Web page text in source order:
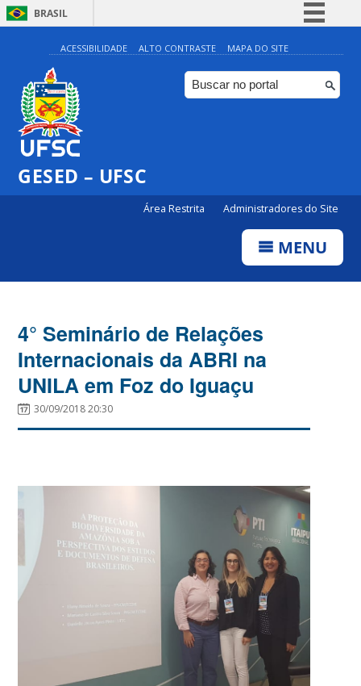
BRASIL
Simplifique!
Comunica BR
Participe
ACESSIBILIDADE ALTO CONTRASTE MAPA DO SITE
GESED – UFSC
Área Restrita Administradores do Site
MENU
4° Seminário de Relações
Internacionais da ABRI na
UNILA em Foz do Iguaçu
30/09/2018 20:30